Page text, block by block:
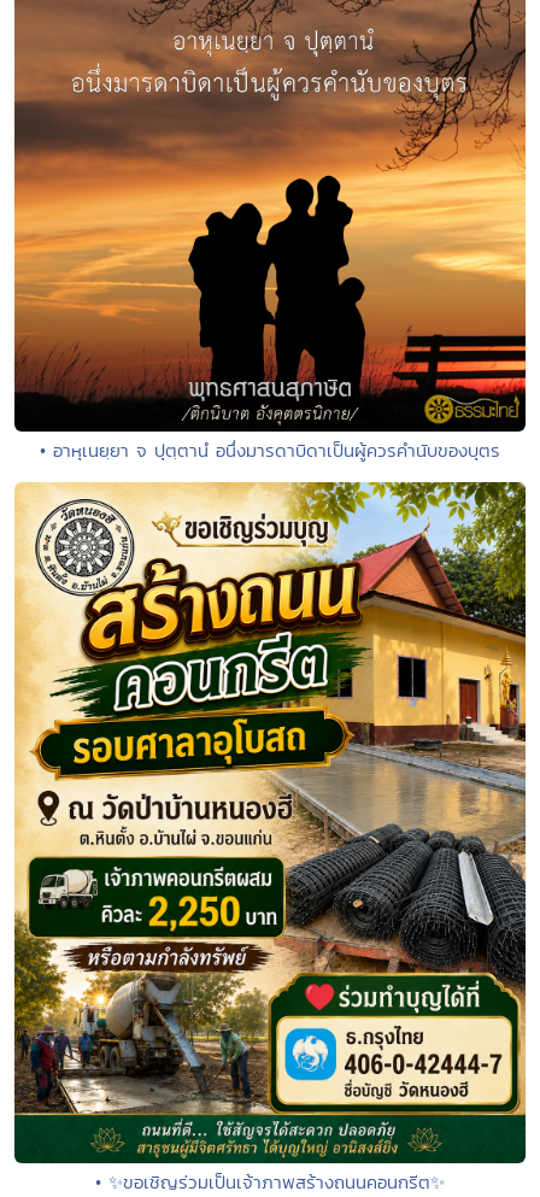
• อาหุเนยฺยา จ ปุตฺตานํ อนึ่งมารดาบิดาเป็นผู้ควรคำนับของบุตร
• ✨ขอเชิญร่วมเป็นเจ้าภาพสร้างถนนคอนกรีต✨